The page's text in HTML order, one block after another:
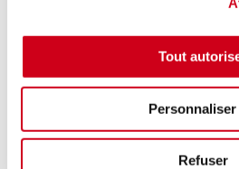
Tout
Personnaliser
Refuser
Absorbeur de pare-choc
arrière